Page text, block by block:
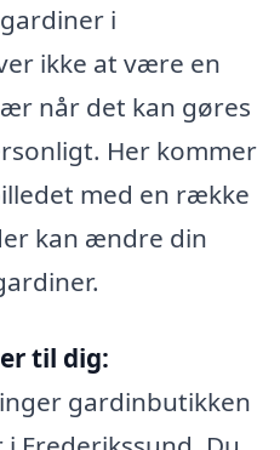
i
ikke at være en
når det kan gøres
Her kommer
med en række
kan ændre din
til dig:
gardinbutikken